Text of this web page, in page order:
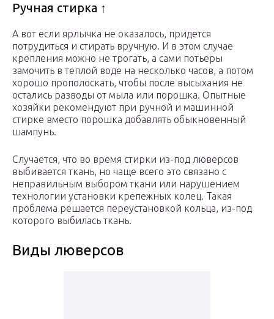
Ручная стирка ↑
А вот если ярлычка не оказалось, придется
потрудиться и стирать вручную. И в этом случае
крепления можно не трогать, а сами потьеры
замочить в теплой воде на несколько часов, а потом
хорошо прополоскать, чтобы после высыхания не
остались разводы от мыла или порошка. Опытные
хозяйки рекомендуют при ручной и машинной
стирке вместо порошка добавлять обыкновенный
шампунь.
Случается, что во время стирки из-под люверсов
выбивается ткань, но чаще всего это связано с
неправильным выбором ткани или нарушением
технологии установки крепежных колец. Такая
проблема решается переустановкой кольца, из-под
которого выбилась ткань.
Виды люверсов